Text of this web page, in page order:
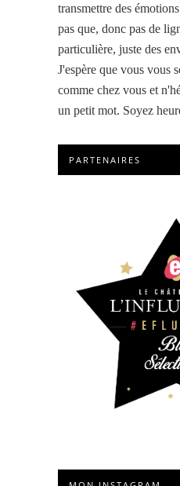
transmettre des
pas que, donc pas de
particulière, juste des
J'espère que vous vous
comme chez vous et
un petit mot. Soyez
PARTENAIRES